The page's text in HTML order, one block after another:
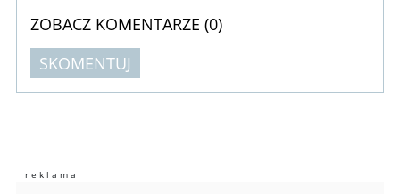
ZOBACZ KOMENTARZE (0)
SKOMENTUJ
Imię (Wymagane)